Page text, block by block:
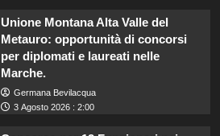
Unione Montana Alta Valle del
Metauro: opportunità di concorsi
per diplomati e laureati nelle
Marche.
Germana Bevilacqua
3 Agosto 2026 : 2:00